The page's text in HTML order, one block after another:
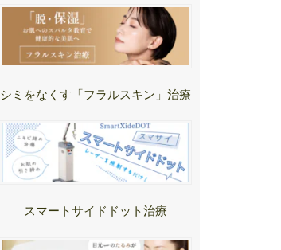
シミをなくす「フラルスキン」治療
スマートサイドドット治療